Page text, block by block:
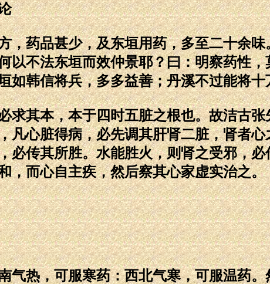
品甚少，及东垣用药，多至二十余味
以不法东垣而效仲景耶？曰：明察药性
如韩信将兵，多多益善；丹溪不过能将
本，本于四时五脏之根也。故洁古张
凡心脏得病，必先调其肝肾二脏，肾者
必传其所胜。水能胜火，则肾之受邪，
，而心自主疾，然后察其心家虚实治之
，可服寒药：西北气寒，可服温药。